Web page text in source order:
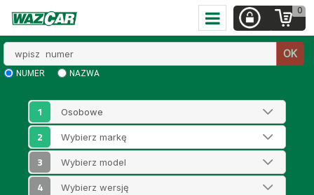
0
numer
OK
NUMER NAZWA
1
2
3
4